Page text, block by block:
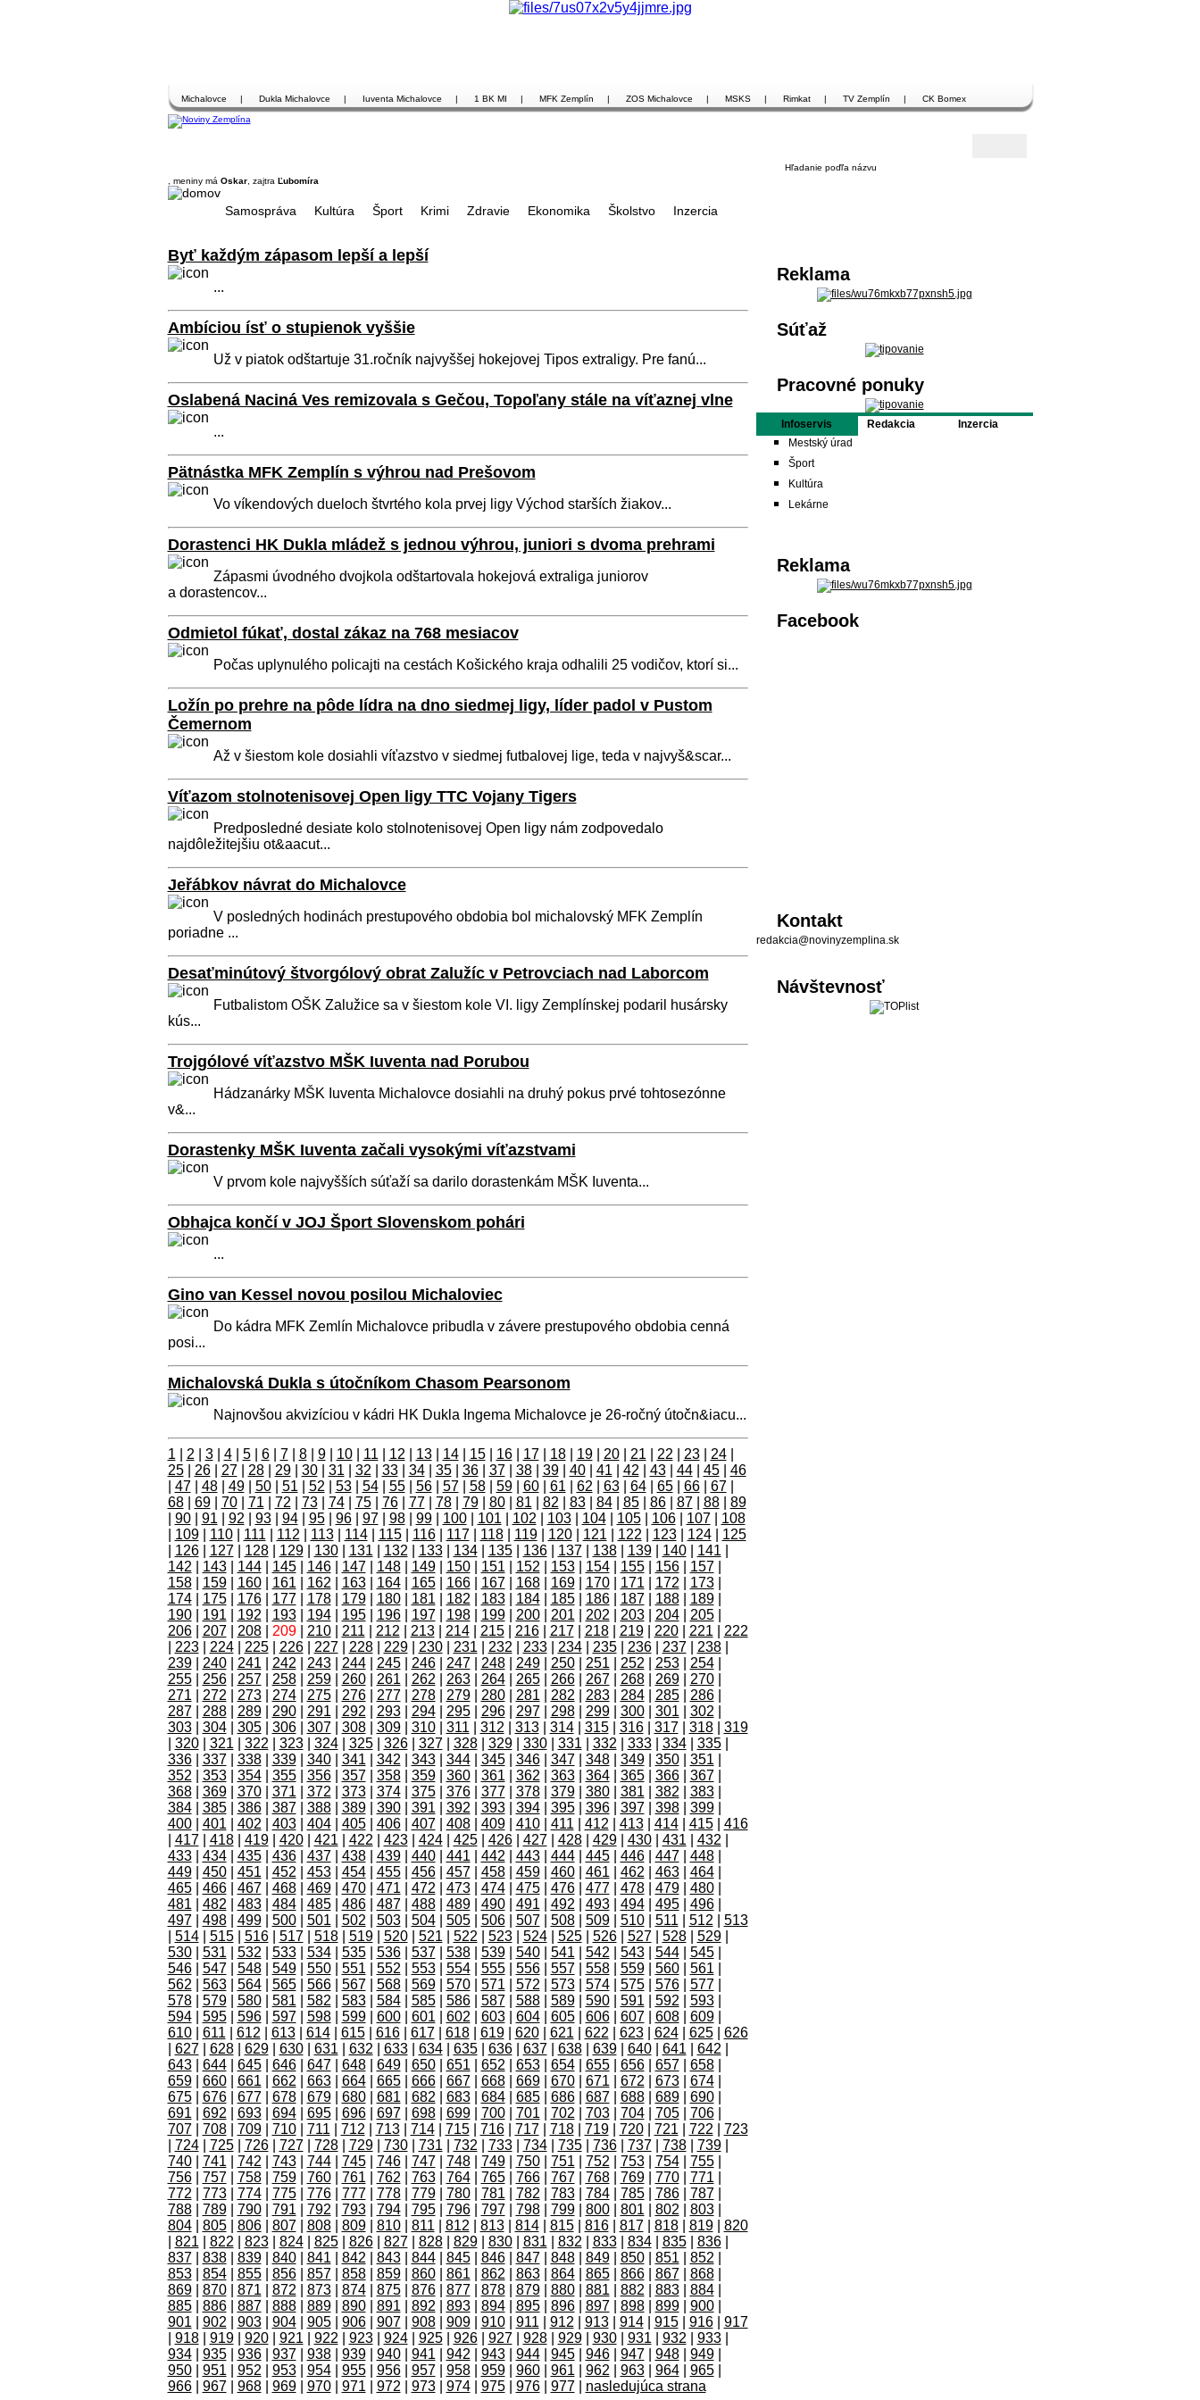
Michalovce | Dukla Michalovce | Iuventa Michalovce | 1 BK MI | MFK Zemplín | ZOS Michalovce | MSKS | Rimkat | TV Zemplín | CK Bomex
Hľadanie poďľa názvu
, meniny má Oskar, zajtra Ľubomíra
Samospráva Kultúra Šport Krimi Zdravie Ekonomika Školstvo Inzercia
Byť každým zápasom lepší a lepší
...
Ambíciou ísť o stupienok vyššie
Už v piatok odštartuje 31.ročník najvyššej hokejovej Tipos extraligy. Pre fanú...
Oslabená Naciná Ves remizovala s Gečou, Topoľany stále na víťaznej vlne
...
Pätnástka MFK Zemplín s výhrou nad Prešovom
Vo víkendových dueloch štvrtého kola prvej ligy Východ starších žiakov...
Dorastenci HK Dukla mládež s jednou výhrou, juniori s dvoma prehrami
Zápasmi úvodného dvojkola odštartovala hokejová extraliga juniorov
a dorastencov...
Odmietol fúkať, dostal zákaz na 768 mesiacov
Počas uplynulého policajti na cestách Košického kraja odhalili 25 vodičov, ktorí si...
Ložín po prehre na pôde lídra na dno siedmej ligy, líder padol v Pustom
Čemernom
Až v šiestom kole dosiahli víťazstvo v siedmej futbalovej lige, teda v najvyš&scar...
Víťazom stolnotenisovej Open ligy TTC Vojany Tigers
Predposledné desiate kolo stolnotenisovej Open ligy nám zodpovedalo
najdôležitejšiu ot&aacut...
Jeřábkov návrat do Michalovce
V posledných hodinách prestupového obdobia bol michalovský MFK Zemplín
poriadne ...
Desaťminútový štvorgólový obrat Zalužíc v Petrovciach nad Laborcom
Futbalistom OŠK Zalužice sa v šiestom kole VI. ligy Zemplínskej podaril husársky
kús...
Trojgólové víťazstvo MŠK Iuventa nad Porubou
Hádzanárky MŠK Iuventa Michalovce dosiahli na druhý pokus prvé tohtosezónne
v&...
Dorastenky MŠK Iuventa začali vysokými víťazstvami
V prvom kole najvyšších súťaží sa darilo dorastenkám MŠK Iuventa...
Obhajca končí v JOJ Šport Slovenskom pohári
...
Gino van Kessel novou posilou Michaloviec
Do kádra MFK Zemlín Michalovce pribudla v závere prestupového obdobia cenná
posi...
Michalovská Dukla s útočníkom Chasom Pearsonom
Najnovšou akvizíciou v kádri HK Dukla Ingema Michalovce je 26-ročný útočn&iacu...
1 2 3| 4| 5| 6| 7| 8| 9| 10| 11 12 13| 14| 15| 16| 17| 18| 19| 20| 21 22 23| 24|
25| 26| 27| 28| 29| 30| 31 32 33| 34| 35| 36| 37| 38| 39| 40| 41 42 43| 44| 45| 46
47| 48| 49| 50| 51 52 53| 54| 55| 56| 57| 58| 59| 60| 61 62 63| 64| 65| 66| 67|
68| 69| 70| 71 72 73| 74| 75| 76| 77| 78| 79| 80| 81 82 83| 84| 85| 86| 87| 88| 89
90| 91 92 93| 94| 95| 96| 97| 98| 99| 100| 101 102 103| 104| 105| 106| 107| 108
109| 110| 111 112 113| 114| 115| 116| 117| 118| 119| 120| 121 122 123| 124| 125
126| 127| 128| 129| 130| 131 132 133| 134| 135| 136| 137| 138| 139| 140| 141
142
143| 144| 145| 146| 147| 148| 149| 150| 151 152 153| 154| 155| 156| 157|
158| 159| 160| 161 162 163| 164| 165| 166| 167| 168| 169| 170| 171 172 173|
174| 175| 176| 177| 178| 179| 180| 181 182 183| 184| 185| 186| 187| 188| 189|
190| 191 192 193| 194| 195| 196| 197| 198| 199| 200| 201 202 203| 204| 205|
206| 207| 208| 209| 210| 211 212 213| 214| 215| 216| 217| 218| 219| 220| 221
222
223| 224| 225| 226| 227| 228| 229| 230| 231 232 233| 234| 235| 236| 237| 238|
239| 240| 241 242 243| 244| 245| 246| 247| 248| 249| 250| 251 252 253| 254|
255| 256| 257| 258| 259| 260| 261 262 263| 264| 265| 266| 267| 268| 269| 270|
271
272 273| 274| 275| 276| 277| 278| 279| 280| 281 282 283| 284| 285| 286|
287| 288| 289| 290| 291 292 293| 294| 295| 296| 297| 298| 299| 300| 301 302
303| 304| 305| 306| 307| 308| 309| 310| 311 312 313| 314| 315| 316| 317| 318| 319
320| 321 322 323| 324| 325| 326| 327| 328| 329| 330| 331 332 333| 334| 335|
336| 337| 338| 339| 340| 341 342 343| 344| 345| 346| 347| 348| 349| 350| 351
352
353| 354| 355| 356| 357| 358| 359| 360| 361 362 363| 364| 365| 366| 367|
368| 369| 370| 371 372 373| 374| 375| 376| 377| 378| 379| 380| 381 382 383|
384| 385| 386| 387| 388| 389| 390| 391 392 393| 394| 395| 396| 397| 398| 399|
400| 401 402 403| 404| 405| 406| 407| 408| 409| 410| 411 412 413| 414| 415| 416
417| 418| 419| 420| 421 422 423| 424| 425| 426| 427| 428| 429| 430| 431 432
433| 434| 435| 436| 437| 438| 439| 440| 441 442 443| 444| 445| 446| 447| 448|
449| 450| 451 452 453| 454| 455| 456| 457| 458| 459| 460| 461 462 463| 464|
465| 466| 467| 468| 469| 470| 471 472 473| 474| 475| 476| 477| 478| 479| 480|
481
482 483| 484| 485| 486| 487| 488| 489| 490| 491 492 493| 494| 495| 496|
497| 498| 499| 500| 501 502 503| 504| 505| 506| 507| 508| 509| 510| 511 512
513
514| 515| 516| 517| 518| 519| 520| 521 522 523| 524| 525| 526| 527| 528| 529|
530| 531 532 533| 534| 535| 536| 537| 538| 539| 540| 541 542 543| 544| 545|
546| 547| 548| 549| 550| 551 552 553| 554| 555| 556| 557| 558| 559| 560| 561
562
563| 564| 565| 566| 567| 568| 569| 570| 571 572 573| 574| 575| 576| 577|
578| 579| 580| 581 582 583| 584| 585| 586| 587| 588| 589| 590| 591 592 593|
594| 595| 596| 597| 598| 599| 600| 601 602 603| 604| 605| 606| 607| 608| 609|
610| 611 612 613| 614| 615| 616| 617| 618| 619| 620| 621 622 623| 624| 625| 626
627| 628| 629| 630| 631 632 633| 634| 635| 636| 637| 638| 639| 640| 641 642
643| 644| 645| 646| 647| 648| 649| 650| 651 652 653| 654| 655| 656| 657| 658|
659| 660| 661 662 663| 664| 665| 666| 667| 668| 669| 670| 671 672 673| 674|
675| 676| 677| 678| 679| 680| 681 682 683| 684| 685| 686| 687| 688| 689| 690|
691
692 693| 694| 695| 696| 697| 698| 699| 700| 701 702 703| 704| 705| 706|
707| 708| 709| 710| 711 712 713| 714| 715| 716| 717| 718| 719| 720| 721 722
723
724| 725| 726| 727| 728| 729| 730| 731 732 733| 734| 735| 736| 737| 738| 739|
740| 741 742 743| 744| 745| 746| 747| 748| 749| 750| 751 752 753| 754| 755|
756| 757| 758| 759| 760| 761 762 763| 764| 765| 766| 767| 768| 769| 770| 771
772
773| 774| 775| 776| 777| 778| 779| 780| 781 782 783| 784| 785| 786| 787|
788| 789| 790| 791 792 793| 794| 795| 796| 797| 798| 799| 800| 801 802 803|
804| 805| 806| 807| 808| 809| 810| 811 812 813| 814| 815| 816| 817| 818| 819| 820
821 822 823| 824| 825| 826| 827| 828| 829| 830| 831 832 833| 834| 835| 836|
837| 838| 839| 840| 841 842 843| 844| 845| 846| 847| 848| 849| 850| 851 852
853| 854| 855| 856| 857| 858| 859| 860| 861 862 863| 864| 865| 866| 867| 868|
869| 870| 871 872 873| 874| 875| 876| 877| 878| 879| 880| 881 882 883| 884|
885| 886| 887| 888| 889| 890| 891 892 893| 894| 895| 896| 897| 898| 899| 900|
901
902 903| 904| 905| 906| 907| 908| 909| 910| 911 912 913| 914| 915| 916| 917
918| 919| 920| 921 922 923| 924| 925| 926| 927| 928| 929| 930| 931 932 933|
934| 935| 936| 937| 938| 939| 940| 941 942 943| 944| 945| 946| 947| 948| 949|
950| 951 952 953| 954| 955| 956| 957| 958| 959| 960| 961 962 963| 964| 965|
966| 967| 968| 969| 970| 971 972 973| 974| 975| 976| 977| nasledujúca strana
Reklama
Súťaž
Pracovné ponuky
Infoservis Redakcia
Inzercia
Mestský úrad
Šport
Kultúra
Lekárne
Reklama
Facebook
Kontakt
redakcia@novinyzemplina.sk
Návštevnosť